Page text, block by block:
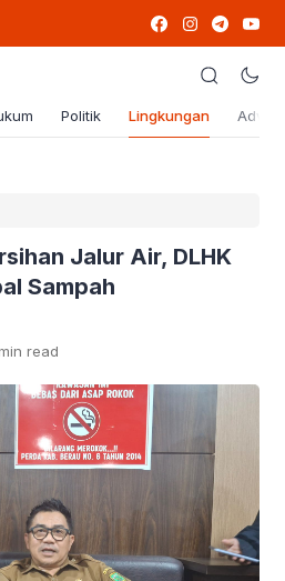
Politik Lingkungan
Jalur Air, DLHK
Sampah
read